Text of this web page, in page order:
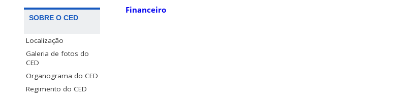
SOBRE O CED
Localização
Galeria de fotos do
CED
Organograma do CED
Regimento do CED
Financeiro